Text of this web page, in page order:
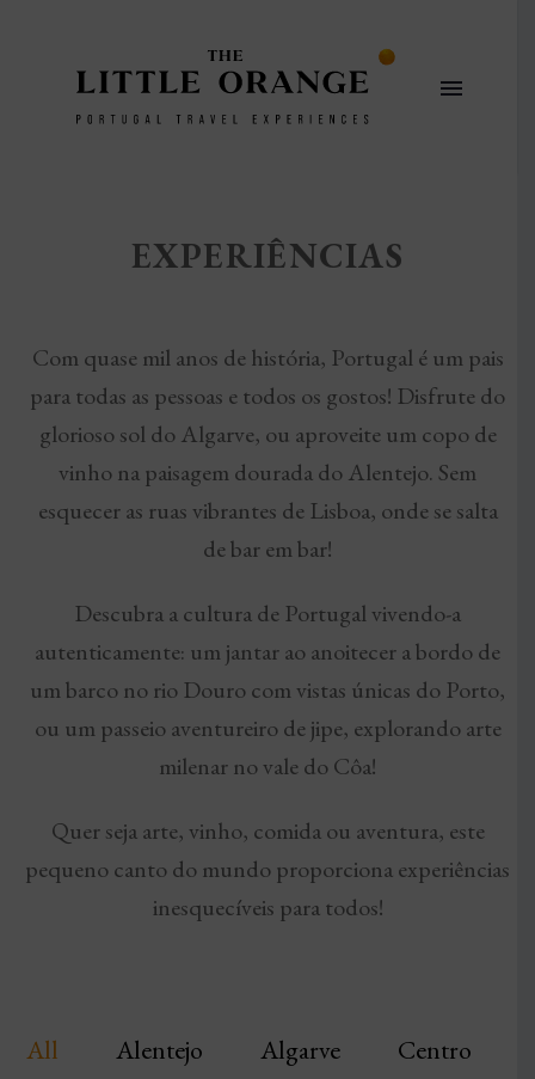
EXPERIÊNCIAS
Com quase mil anos de história, Portugal é um pais
para todas as pessoas e todos os gostos! Disfrute do
glorioso sol do Algarve, ou aproveite um copo de
vinho na paisagem dourada do Alentejo. Sem
esquecer as ruas vibrantes de Lisboa, onde se salta
de bar em bar!
Descubra a cultura de Portugal vivendo-a
autenticamente: um jantar ao anoitecer a bordo de
um barco no rio Douro com vistas únicas do Porto,
ou um passeio aventureiro de jipe, explorando arte
milenar no vale do Côa!
Quer seja arte, vinho, comida ou aventura, este
pequeno canto do mundo proporciona experiências
inesquecíveis para todos!
All Alentejo Algarve
Centro